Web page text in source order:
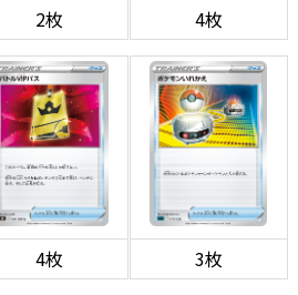
2枚 4枚
4枚 3枚